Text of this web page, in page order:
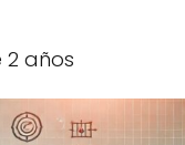
2 años